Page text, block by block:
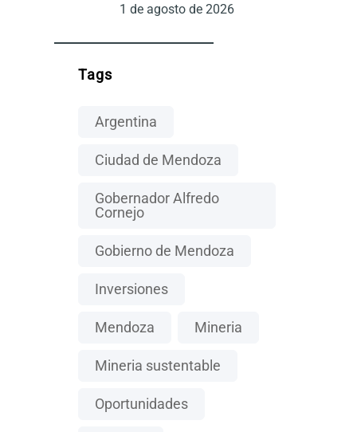
1 de agosto de 2026
Tags
Argentina
Ciudad de Mendoza
Gobernador Alfredo
Cornejo
Gobierno de Mendoza
Inversiones
Mendoza Mineria
Mineria sustentable
Oportunidades